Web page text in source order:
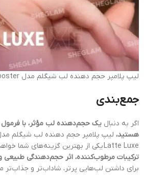
لیپ پلامپر حجم دهنده لب شیگلم مدل Bold Booster رنگ Latte Luxe
جمع‌بندی
اگر به دنبال یک حجم‌دهنده لب مؤثر، با
هستید،
Latte Luxe یکی از بهترین گزینه‌های شما خواهد بود. این محصول با
ترکیبات مرطوب‌کننده، اثر حجم‌دهندگی
برای داشتن لب‌هایی پرتر، شاداب‌تر و